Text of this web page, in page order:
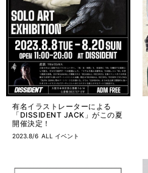
有名イラストレーターによる
「DISSIDENT JACK」がこの夏
開催決定！
2023.8/6 ALL イベント